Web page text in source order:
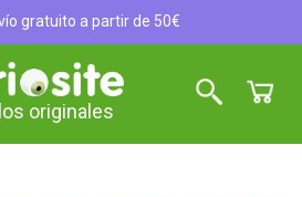
gratuito a partir de 50€
originales